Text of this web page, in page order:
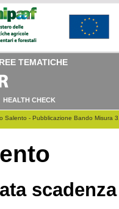
TEMATICHE
HEALTH CHECK
Salento - Pubblicazione Bando Misura